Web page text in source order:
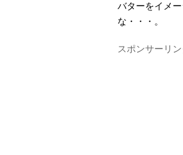
バターをイメ
な・・・。
スポンサーリン